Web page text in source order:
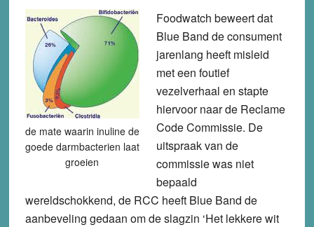
de mate waarin inuline de
goede darmbacterien laat
groeien
Foodwatch beweert dat
Blue Band de consument
jarenlang heeft misleid
met een foutief
vezelverhaal en stapte
hiervoor naar de Reclame
Code Commissie. De
uitspraak van de
commissie was niet
bepaald
wereldschokkend, de RCC heeft Blue Band de
aanbeveling gedaan om de slagzin ‘Het lekkere wit